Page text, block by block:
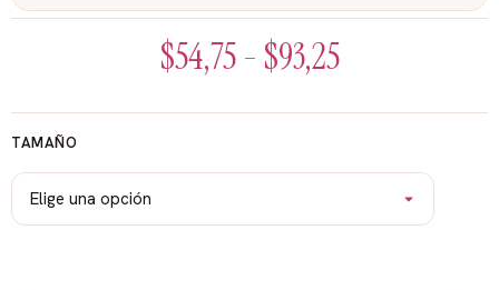
En un paisaje campestre con un cielo azul despejado,
queridos de la granja se han reunido. La vaca pasta
cerdo revolotea feliz en su charco, la gallina cuida sus
pollitos, el caballo corre libre y los patitos nadan en un
$54,75 - $93,25
TAMAÑO